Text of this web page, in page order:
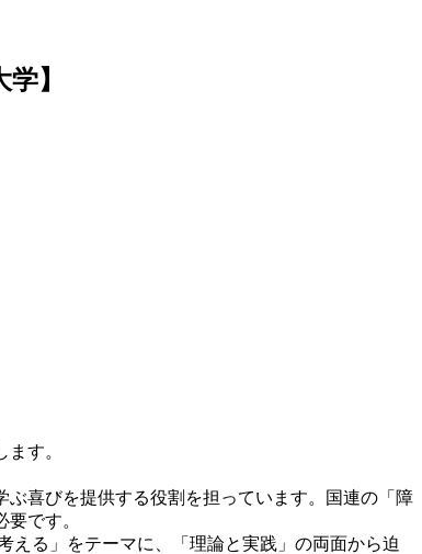
】
す。
喜びを提供する役割を担っています。国連の「障
です。
る」をテーマに、「理論と実践」の両面から迫